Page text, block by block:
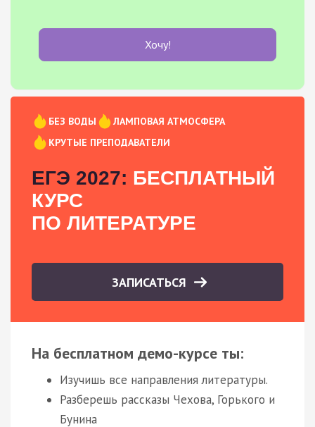
Хочу!
БЕЗ ВОДЫ
ЛАМПОВАЯ АТМОСФЕРА
КРУТЫЕ ПРЕПОДАВАТЕЛИ
ЕГЭ 2027: БЕСПЛАТНЫЙ
КУРС
ПО ЛИТЕРАТУРЕ
ЗАПИСАТЬСЯ
На бесплатном демо-курсе ты:
Изучишь все направления литературы.
Разберешь рассказы Чехова, Горького и
Бунина